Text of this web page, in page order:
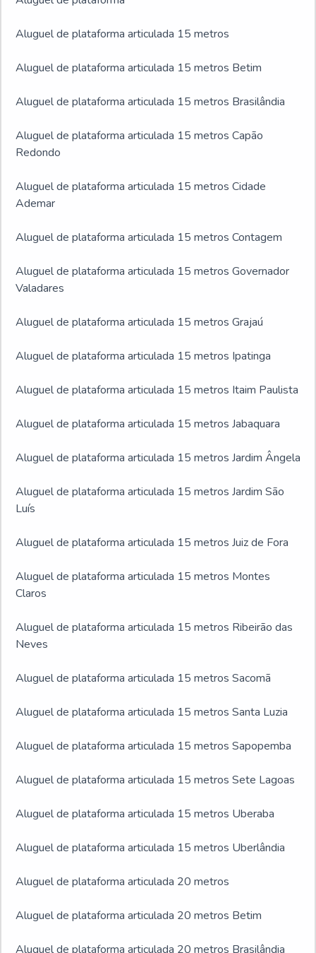
Aluguel de plataforma articulada 15 metros
Aluguel de plataforma articulada 15 metros Betim
Aluguel de plataforma articulada 15 metros Brasilândia
Aluguel de plataforma articulada 15 metros Capão
Redondo
Aluguel de plataforma articulada 15 metros Cidade
Ademar
Aluguel de plataforma articulada 15 metros Contagem
Aluguel de plataforma articulada 15 metros Governador
Valadares
Aluguel de plataforma articulada 15 metros Grajaú
Aluguel de plataforma articulada 15 metros Ipatinga
Aluguel de plataforma articulada 15 metros Itaim Paulista
Aluguel de plataforma articulada 15 metros Jabaquara
Aluguel de plataforma articulada 15 metros Jardim Ângela
Aluguel de plataforma articulada 15 metros Jardim São
Luís
Aluguel de plataforma articulada 15 metros Juiz de Fora
Aluguel de plataforma articulada 15 metros Montes
Claros
Aluguel de plataforma articulada 15 metros Ribeirão das
Neves
Aluguel de plataforma articulada 15 metros Sacomã
Aluguel de plataforma articulada 15 metros Santa Luzia
Aluguel de plataforma articulada 15 metros Sapopemba
Aluguel de plataforma articulada 15 metros Sete Lagoas
Aluguel de plataforma articulada 15 metros Uberaba
Aluguel de plataforma articulada 15 metros Uberlândia
Aluguel de plataforma articulada 20 metros
Aluguel de plataforma articulada 20 metros Betim
Aluguel de plataforma articulada 20 metros Brasilândia